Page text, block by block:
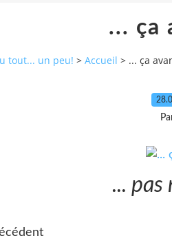
... ça
tout... un peu! > Accueil > ... ça
... pas